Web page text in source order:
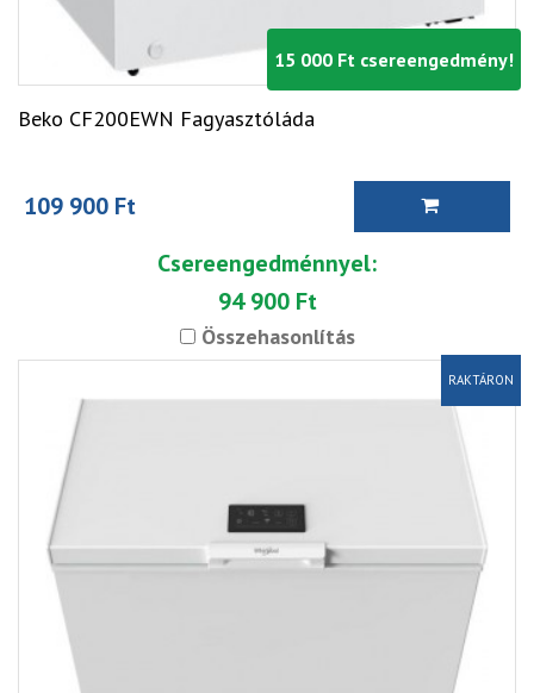
15 000 Ft csereengedmény!
Beko CF200EWN Fagyasztóláda
109 900 Ft
Csereengedménnyel:
94 900 Ft
Összehasonlítás
RAKTÁRON